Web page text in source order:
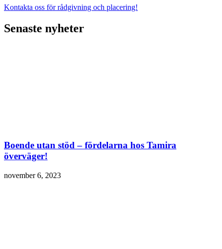
Kontakta oss för rådgivning och placering!
Senaste nyheter
Boende utan stöd – fördelarna hos Tamira
överväger!
november 6, 2023